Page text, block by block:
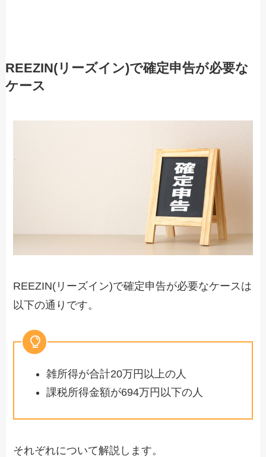
REEZIN(リーズイン)で確定申告が必要な
ケース
REEZIN(リーズイン)で確定申告が必要なケースは
以下の通りです。
雑所得が合計20万円以上の人
課税所得金額が694万円以下の人
それぞれについて解説します。